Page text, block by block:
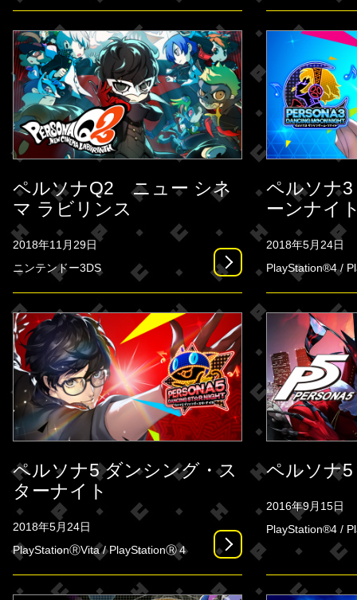
ペルソナQ2 ニュー シネ
マ ラビリンス
2018年11月29日
ニンテンドー3DS
ペルソナ
ーンナイ
2018年5月24日
PlayStation®4 /
ペルソナ5 ダンシング・ス
ターナイト
2018年5月24日
PlayStationⓇVita / PlayStationⓇ４
ペルソナ5
2016年9月15日
PlayStation®4 /